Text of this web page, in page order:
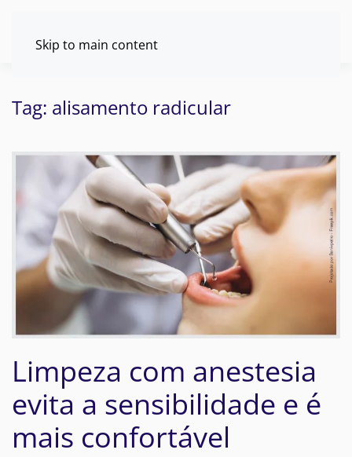
Skip to main content
Tag: alisamento radicular
Limpeza com anestesia
evita a sensibilidade e é
mais confortável